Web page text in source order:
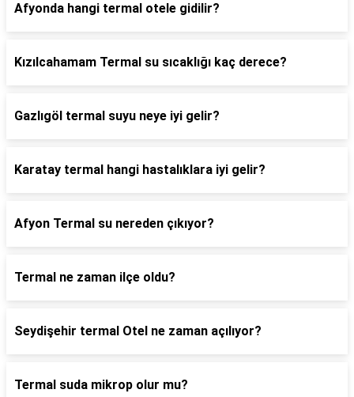
Afyonda hangi termal otele gidilir?
Kızılcahamam Termal su sıcaklığı kaç derece?
Gazlıgöl termal suyu neye iyi gelir?
Karatay termal hangi hastalıklara iyi gelir?
Afyon Termal su nereden çıkıyor?
Termal ne zaman ilçe oldu?
Seydişehir termal Otel ne zaman açılıyor?
Termal suda mikrop olur mu?